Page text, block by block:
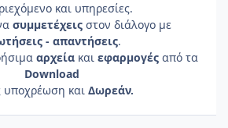
και υπηρεσίες.
συμμετέχεις στον διάλογο με
- απαντήσεις.
αρχείακαι εφαρμογέςαπό τα
Download
υποχρέωση και Δωρεάν.